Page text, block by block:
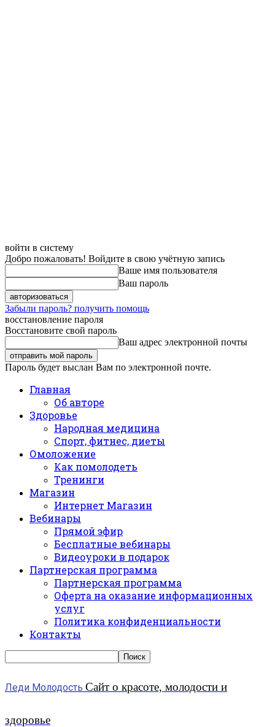
войти в систему
Добро пожаловать! Войдите в свою учётную запись
Ваше имя пользователя
Ваш пароль
Забыли пароль? получить помощь
восстановление пароля
Восстановите свой пароль
Ваш адрес электронной почты
Пароль будет выслан Вам по электронной почте.
Главная
Об авторе
Здоровье
Народная медицина
Спорт, фитнес, диеты
Омоложение
Как помолодеть
Тренинги
Магазин
Интернет Магазин
Вебинары
Прямой эфир
Бесплатные вебинары
Видеоуроки в подарок
Партнерская программа
Партнерская программа
Оферта на оказание информационных
услуг
Политика конфиденциальности
Контакты
Леди Молодость Сайт о красоте, молодости и
здоровье